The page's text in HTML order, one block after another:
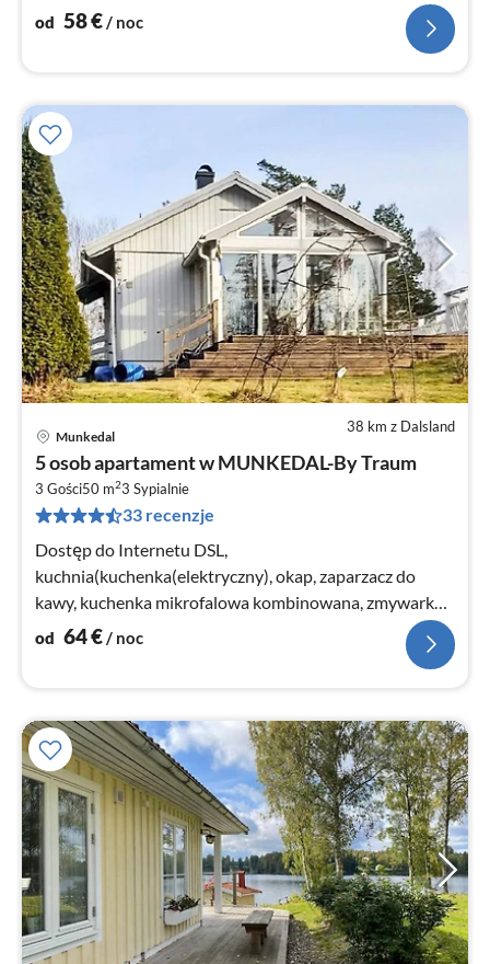
składane, łóżko 2-osobowe)
od 58€ / noc
38 km z Dalsland
Munkedal
5 osob apartament w MUNKEDAL-By Traum
3 Gości50 m23 Sypialnie
33 recenzje
Dostęp do Internetu DSL,
kuchnia(kuchenka(elektryczny), okap, zaparzacz do
kawy, kuchenka mikrofalowa kombinowana, zmywarka
do naczyń, lodówko-zamrażarka, woda ze studni)
od 64€/ noc